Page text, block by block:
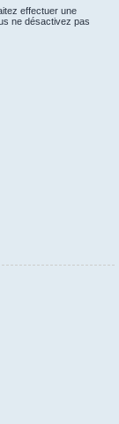
effectuer une
ne désactivez pas